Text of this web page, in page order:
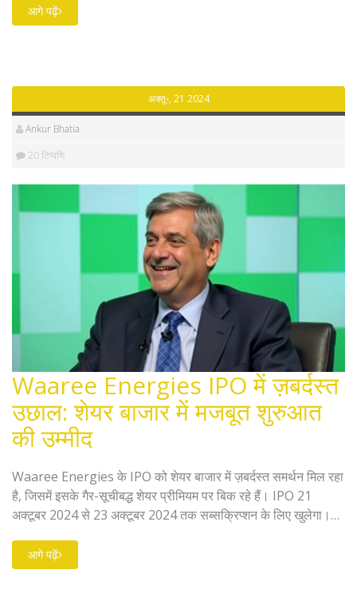
न्यूनतम 138 शेयरों की बोली लगाई जा सकती है। कंपनी का इरादा अपनी
परिचालन क्षमता को बढ़ाना है।
आगे पढ़ें
अक्तू॰, 21 2024
Ankur Bhatia
20 टिप्पणि
Waaree Energies IPO में ज़बर्दस्त
उछाल: शेयर बाजार में मजबूत शुरुआत
की उम्मीद
Waaree Energies के IPO को शेयर बाजार में ज़बर्दस्त समर्थन मिल रहा
है, जिसमें इसके गैर-सूचीबद्ध शेयर प्रीमियम पर बिक रहे हैं। IPO 21
अक्टूबर 2024 से 23 अक्टूबर 2024 तक सब्सक्रिप्शन के लिए खुलेगा।
इसे ब्रोकरेज फर्मों से 'सब्सक्राइब' रेटिंग दिलाई है। इस IPO का उद्देश्य
सोलर उत्पादों में विस्तार और नवाचार को बढ़ावा देना है।
आगे पढ़ें